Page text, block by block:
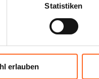
Statistiken
erlauben